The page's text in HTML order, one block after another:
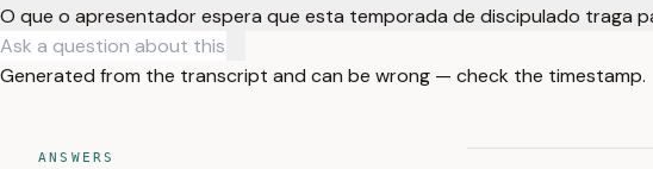
O que o apresentador espera que esta temporada de discipulado traga
Generated from the transcript and can be wrong — check the timestamp.
ANSWERS